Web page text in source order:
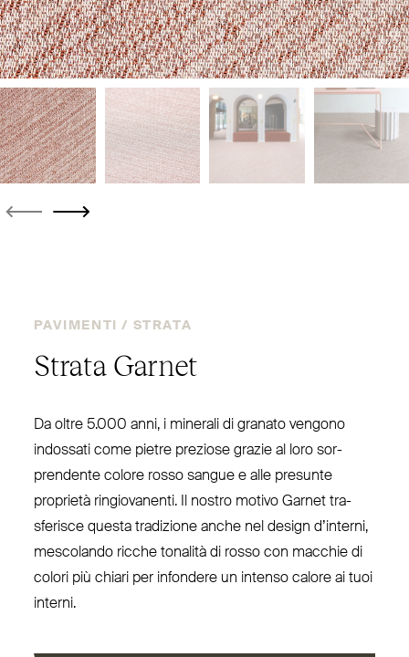
PAVIMENTI / STRATA
Strata Garnet
Da oltre 5.000 anni, i minerali di granato vengono
indossati come pietre preziose grazie al loro sor­
prendente colore rosso sangue e alle presunte
proprietà rin­gio­vanenti. Il nostro motivo Garnet tra­
sferisce questa tra­dizione anche nel design d’interni,
mescolando ricche tonalità di rosso con macchie di
colori più chiari per infondere un intenso calore ai tuoi
interni.